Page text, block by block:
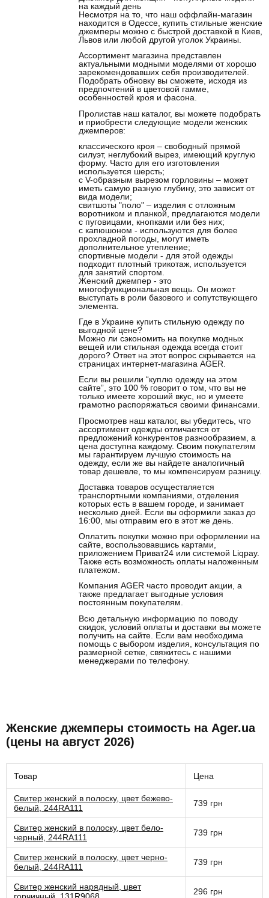
на каждый день
Несмотря на то, что наш оффлайн-магазин
находится в Одессе, купить стильные женские
джемперы можно с быстрой доставкой в Киев,
Львов или любой другой уголок Украины.
Ассортимент магазина представлен
актуальными модными моделями от хорошо
зарекомендовавших себя производителей.
Подобрать обновку вы сможете, исходя из
предпочтений в цветовой гамме,
особенностей кроя и фасона.
Пролистав наш каталог, вы можете подобрать
и приобрести следующие модели женских
джемперов:
классического кроя – свободный прямой
силуэт, неглубокий вырез, имеющий круглую
форму. Часто для его изготовления
используется шерсть;
с V-образным вырезом горловины – может
иметь самую разную глубину, это зависит от
вида модели;
свитшоты "поло" – изделия с отложным
воротником и планкой, предлагаются модели
с пуговицами, кнопками или без них;
с капюшоном - используются для более
прохладной погоды, могут иметь
дополнительное утепление;
спортивные модели - для этой одежды
подходит плотный трикотаж, используется
для занятий спортом.
Женский джемпер - это
многофункциональная вещь. Он может
выступать в роли базового и сопутствующего
элемента.
Где в Украине купить стильную одежду по
выгодной цене?
Можно ли сэкономить на покупке модных
вещей или стильная одежда всегда стоит
дорого? Ответ на этот вопрос скрывается на
страницах интернет-магазина AGER.
Если вы решили “куплю одежду на этом
сайте”, это 100 % говорит о том, что вы не
только имеете хороший вкус, но и умеете
грамотно распоряжаться своими финансами.
Просмотрев наш каталог, вы убедитесь, что
ассортимент одежды отличается от
предложений конкурентов разнообразием, а
цена доступна каждому. Своим покупателям
мы гарантируем лучшую стоимость на
одежду, если же вы найдете аналогичный
товар дешевле, то мы компенсируем разницу.
Доставка товаров осуществляется
транспортными компаниями, отделения
которых есть в вашем городе, и занимает
несколько дней. Если вы оформили заказ до
16:00, мы отправим его в этот же день.
Оплатить покупки можно при оформлении на
сайте, воспользовавшись картами,
приложением Приват24 или системой Liqpay.
Также есть возможность оплаты наложенным
платежом.
Компания AGER часто проводит акции, а
также предлагает выгодные условия
постоянным покупателям.
Всю детальную информацию по поводу
скидок, условий оплаты и доставки вы можете
получить на сайте. Если вам необходима
помощь с выбором изделия, консультация по
размерной сетке, свяжитесь с нашими
менеджерами по телефону.
Женские джемперы стоимость на Ager.ua
(цены на август 2026)
Товар Цена
Свитер женский в полоску, цвет бежево-
белый, 244RA111
739 грн
Свитер женский в полоску, цвет бело-
черный, 244RA111
739 грн
Свитер женский в полоску, цвет черно-
белый, 244RA111
739 грн
Свитер женский нарядный, цвет
296 грн